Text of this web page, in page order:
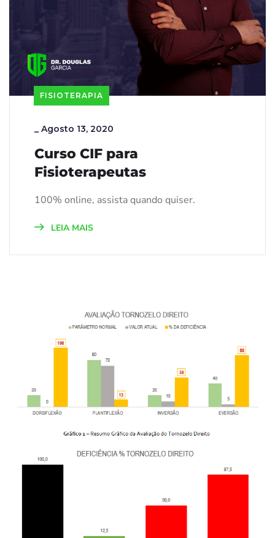
FISIOTERAPIA
_ Agosto 13, 2020
Curso CIF para
Fisioterapeutas
100% online, assista quando quiser.
LEIA MAIS